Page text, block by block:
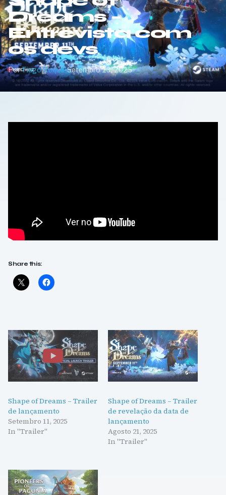
Dreams –
Entrevista com
os devs
PorTiago Roque·Setembro 13, 2025
Share this:
Shape of Dreams – Trailer
de lançamento
Setembro 11, 2025
In "Trailer"
Shape of Dreams – Trailer
de revelação da data de
lançamento
Agosto 21, 2025
In "Trailer"